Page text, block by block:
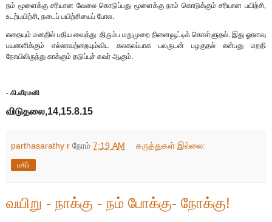
நம் மூளைக்கு சரியான வேலை கொடுப்பது மூளைக்கு நாம் கொடுக்கும் சரியான பயிற்சி,
உடற்பயிற்சி, நடைப் பயிற்சியைப் போல.
எதையும் மனதில் பதிய வைத்து திரும்ப மறுமுறை நினைவூட்டிக் கொள்ளுதல். இது ஓரளவு
பயனளிக்கும் எல்லாவற்றையும்விட கலகலப்பாக பலருடன் பழகுதல் என்பது மறதி
நோயிலிருந்து காக்கும் தடுப்புச் சுவர் ஆகும்.
- கி.வீரமனி
விடுதலை,14,15.8.15
parthasarathy r நேரம் 7:19 AM கருத்துகள் இல்லை:
பகிர்
வயிறு - நாக்கு - நம் போக்கு- நோக்கு!